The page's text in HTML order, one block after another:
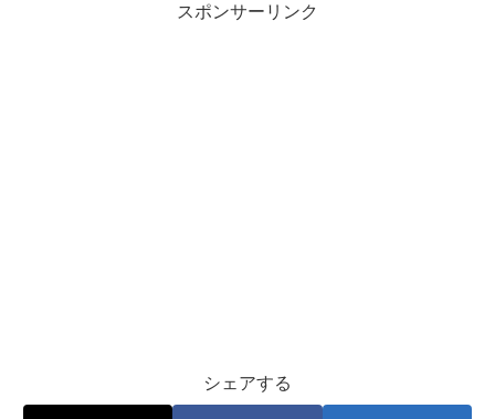
スポンサーリンク
シェアする